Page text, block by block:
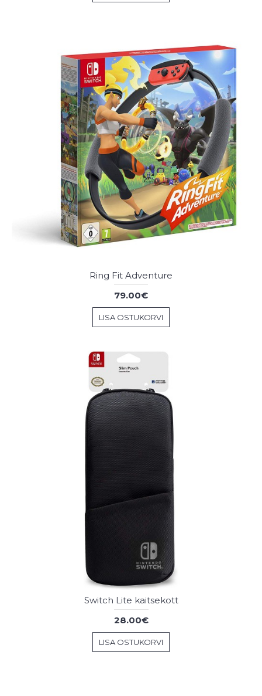
Ring Fit Adventure
79.00€
LISA OSTUKORVI
Switch Lite kaitsekott
28.00€
LISA OSTUKORVI